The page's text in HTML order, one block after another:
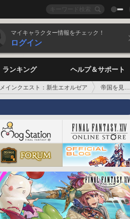
マイキャラクター情報をチェック！
ログイン
ランキング ヘルプ＆サポート
メインクエスト：新生エオルゼア 帝国を見張る目